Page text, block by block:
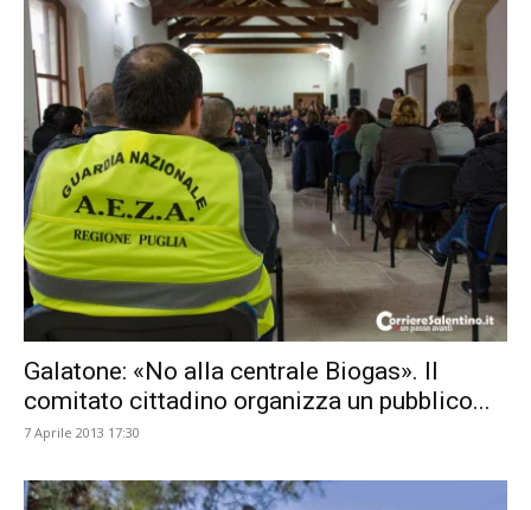
Galatone: «No alla centrale Biogas». Il
comitato cittadino organizza un pubblico...
7 Aprile 2013 17:30